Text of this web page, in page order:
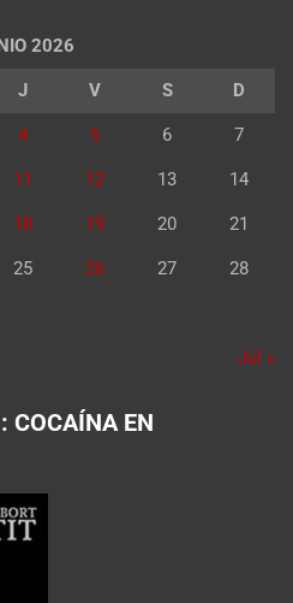
2026
J V S D
4 5 6 7
11 12 13 14
18 19 20 21
25 26 27 28
Jul »
COCAÍNA EN